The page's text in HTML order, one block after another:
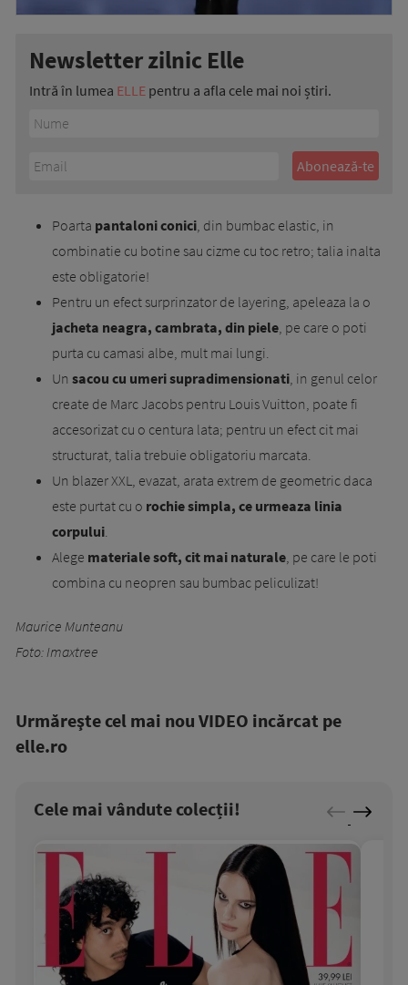
Newsletter zilnic Elle
Intră în lumea ELLE pentru a afla cele mai noi știri.
Poarta pantaloni conici, din bumbac elastic, in
combinatie cu botine sau cizme cu toc retro; talia inalta
este obligatorie!
Pentru un efect surprinzator de layering, apeleaza la o
jacheta neagra, cambrata, din piele, pe care o poti
purta cu camasi albe, mult mai lungi.
Un sacou cu umeri supradimensionati, in genul celor
create de Marc Jacobs pentru Louis Vuitton, poate fi
accesorizat cu o centura lata; pentru un efect cit mai
structurat, talia trebuie obligatoriu marcata.
Un blazer XXL, evazat, arata extrem de geometric daca
este purtat cu o rochie simpla, ce urmeaza linia
corpului.
Alege materiale soft, cit mai naturale, pe care le poti
combina cu neopren sau bumbac peliculizat!
Maurice Munteanu
Foto: Imaxtree
Urmăreşte cel mai nou VIDEO incărcat pe
elle.ro
Cele mai vândute colecții!